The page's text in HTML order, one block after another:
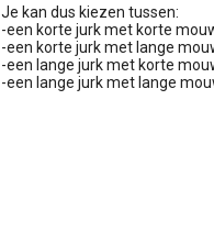
Je kan dus kiezen tussen:
-een korte jurk met korte
-een korte jurk met lange
-een lange jurk met korte
-een lange jurk met lange